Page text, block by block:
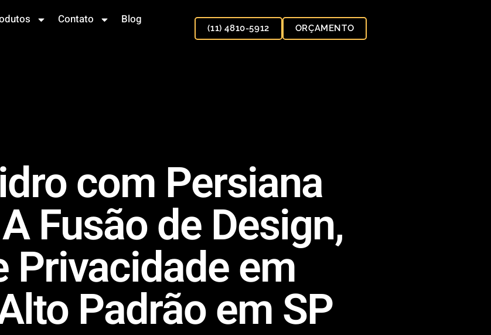
Contato Blog
ORÇAMENTO
(11) 4810-5912
com Persiana
Fusão de Design,
Privacidade em
Padrão em SP